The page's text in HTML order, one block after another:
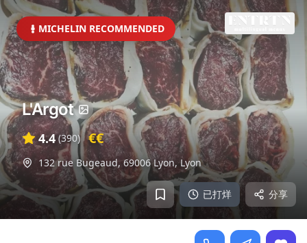
MICHELIN RECOMMENDED
已打烊 分享
L'Argot
4.4 (390) €€
132 rue Bugeaud, 69006 Lyon,Lyon